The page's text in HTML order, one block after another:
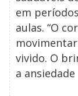
em
aulas. “O
vivido. O
a